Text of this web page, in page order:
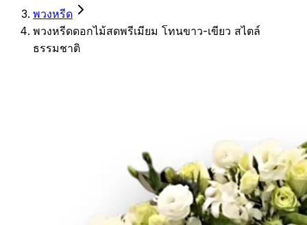
พวงหรีด
พวงหรีดดอกไม้สดพรีเมียม โทนขาว-เขียว สไตล์
ธรรมชาติ